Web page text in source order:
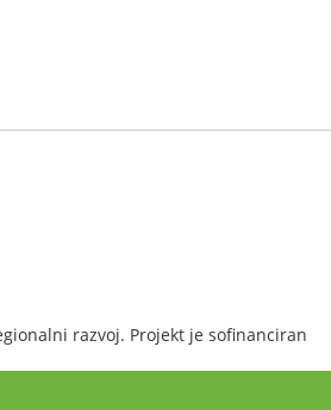
razvoj. Projekt je sofinanciran